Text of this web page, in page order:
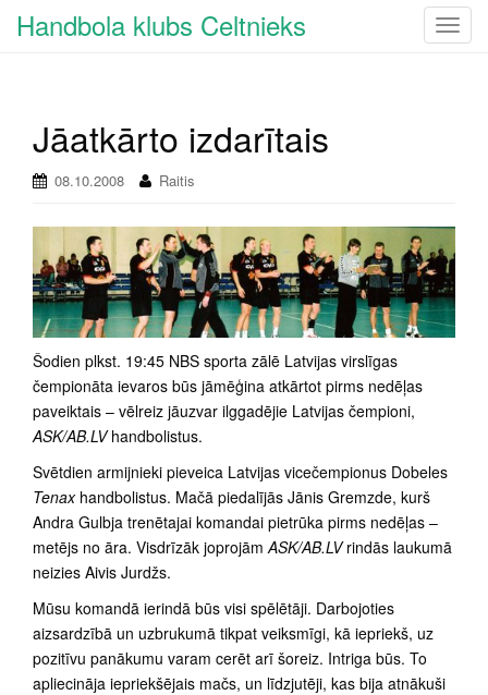
T
v
i
g
a
t
Handbola klubs Celtnieks
Jāatkārto izdarītais
08.10.2008 Raitis
Šodien plkst. 19:45 NBS sporta zālē Latvijas virslīgas
čempionāta ievaros būs jāmēģina atkārtot pirms nedēļas
paveiktais – vēlreiz jāuzvar ilggadējie Latvijas čempioni,
ASK/AB.LVhandbolistus.
Svētdien armijnieki pieveica Latvijas vicečempionus Dobeles
Tenaxhandbolistus. Mačā piedalījās Jānis Gremzde, kurš
Andra Gulbja trenētajai komandai pietrūka pirms nedēļas –
metējs no āra. Visdrīzāk joprojām ASK/AB.LVrindās laukumā
neizies Aivis Jurdžs.
Mūsu komandā ierindā būs visi spēlētāji. Darbojoties
aizsardzībā un uzbrukumā tikpat veiksmīgi, kā iepriekš, uz
pozitīvu panākumu varam cerēt arī šoreiz. Intriga būs. To
apliecināja iepriekšējais mačs, un līdzjutēji, kas bija atnākuši